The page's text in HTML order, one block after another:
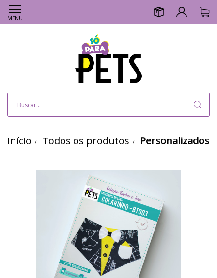
MENU
Início Todos os produtos Personalizados